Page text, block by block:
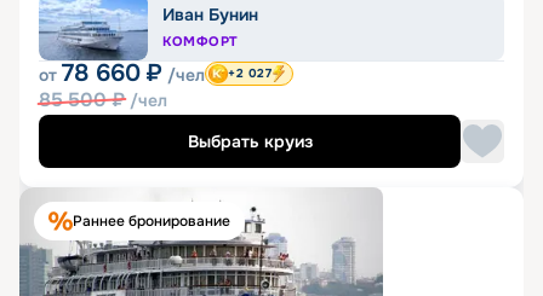
Иван Бунин
КОМФОРТ
от 78 660 ₽ /чел
85 500₽ /чел
+2 027
Выбрать круиз
Раннее бронирование